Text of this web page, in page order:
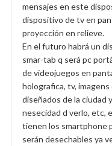
mensajes en este
dispositivo de tv en
proyección en relieve.
En el futuro habrá un
smar-tab q será pc
de videojuegos en
holografica, tv,
diseñados de la ciudad
nesecidad d verlo, etc,
tienen los smartphone
serán desechables ya